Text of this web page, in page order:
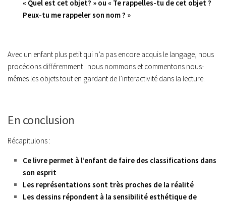
« Quel est cet objet? » ou « Te rappelles-tu de cet objet ?
Peux-tu me rappeler son nom ? »
Avec un enfant plus petit qui n’a pas encore acquis le langage, nous
procédons différemment : nous nommons et commentons nous-
mêmes les objets tout en gardant de l’interactivité dans la lecture.
En conclusion
Récapitulons :
Ce livre permet à l’enfant de faire des classifications dans
son esprit
Les représentations sont très proches de la réalité
Les dessins répondent à la sensibilité esthétique de